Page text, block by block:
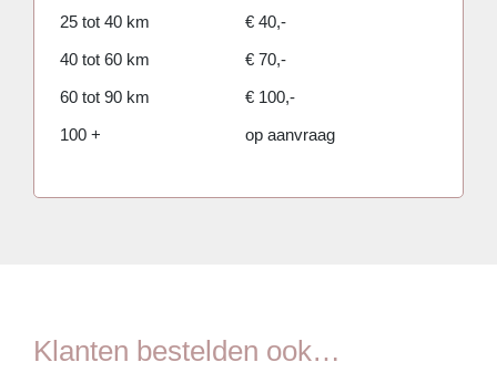
25 tot 40 km
€ 40,-
40 tot 60 km
€ 70,-
60 tot 90 km
€ 100,-
100 +
op aanvraag
Klanten bestelden ook…